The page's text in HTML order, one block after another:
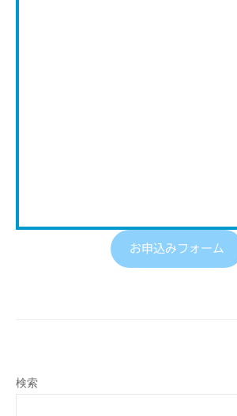
お申込みフォーム
検索